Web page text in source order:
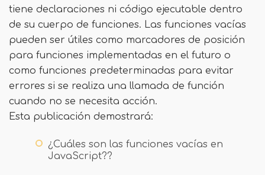
tiene declaraciones ni código ejecutable dentro
de su cuerpo de funciones. Las funciones vacías
pueden ser útiles como marcadores de posición
para funciones implementadas en el futuro o
como funciones predeterminadas para evitar
errores si se realiza una llamada de función
cuando no se necesita acción.
Esta publicación demostrará:
¿Cuáles son las funciones vacías en
JavaScript??